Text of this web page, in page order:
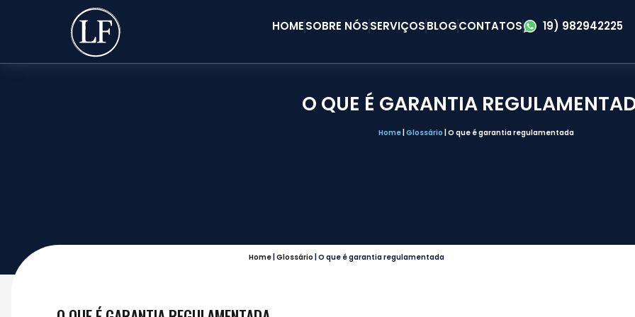
HOMESOBRE NÓSSERVIÇOSBLOGCONTATOS 19) 982942225
O QUE É GARANTIA
Home Glossário O que é garantia regulamentada
Home |Glossário |O que é garantia regulamentada